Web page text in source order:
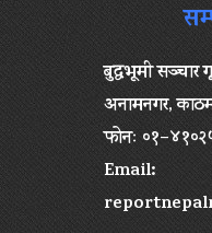
बुद्धभूमी सञ्चार
अनामनगर,
फोनः
Email: